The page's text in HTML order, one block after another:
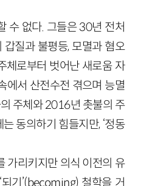
수 없다. 그들은 30년 전처
갑질과 불평등, 모멸과 혐오
체로부터 벗어난 새로움 자
에서 산전수전 겪으며 능멸
주체와 2016년 촛불의 주
동의하기 힘들지만, ‘정동
리키지만 의식 이전의 유
기’(becoming) 철학을 거